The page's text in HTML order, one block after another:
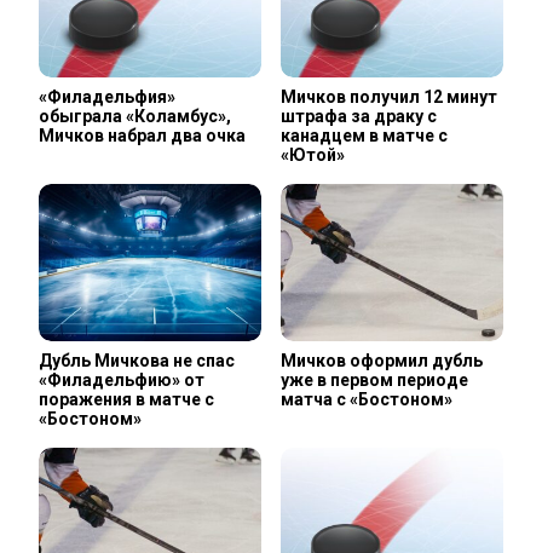
«Филадельфия»
обыграла «Коламбус»,
Мичков набрал два очка
Мичков получил 12 минут
штрафа за драку с
канадцем в матче с
«Ютой»
Дубль Мичкова не спас
«Филадельфию» от
поражения в матче с
«Бостоном»
Мичков оформил дубль
уже в первом периоде
матча с «Бостоном»